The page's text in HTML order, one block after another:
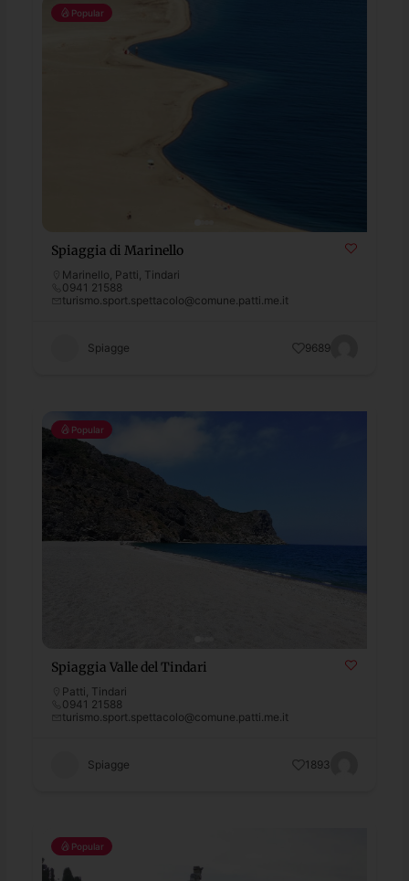
Popular
Spiaggia di Marinello
Marinello Patti Tindari
0941 21588
turismo.sport.spettacolo@comune.patti.me.it
Spiagge 9689
Popular
Spiaggia Valle del Tindari
Patti Tindari
0941 21588
turismo.sport.spettacolo@comune.patti.me.it
Spiagge 1893
Popular